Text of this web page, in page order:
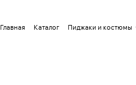
Главная Каталог Пиджаки и костюмы